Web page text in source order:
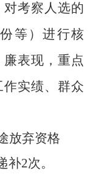
考察人选的
等）进行核
表现，重点
实绩、群众
放弃资格
补2次。